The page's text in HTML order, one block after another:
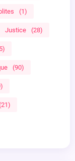
(1)
Justice (28)
(90)